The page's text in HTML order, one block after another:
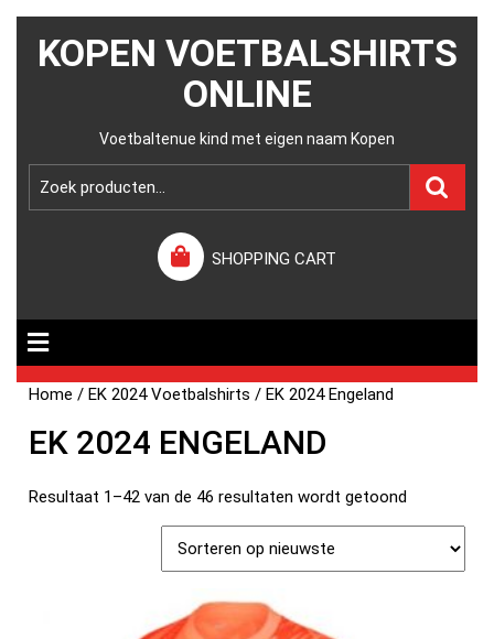
KOPEN VOETBALSHIRTS
ONLINE
Voetbaltenue kind met eigen naam Kopen
SHOPPING CART
Home /EK 2024 Voetbalshirts / EK 2024 Engeland
EK 2024 ENGELAND
Resultaat 1–42 van de 46 resultaten wordt getoond